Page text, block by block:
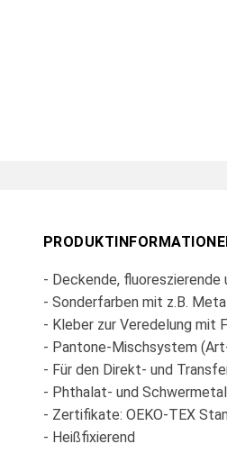
- Deckende,
- Sonderfarben mit z.B.
- Kleber zur Veredelung mit
- Pantone-Mischsystem
- Für den Direkt- und
- Phthalat- und
- Zertifikate: OEKO-TEX
- Heißfixierend